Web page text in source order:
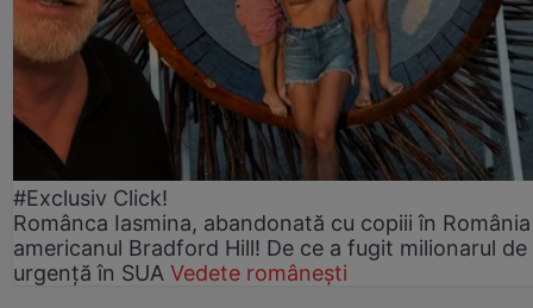
#Exclusiv Click!
Românca Iasmina, abandonată cu copiii în
americanul Bradford Hill! De ce a fugit milionarul de
urgență în SUA Vedete românești